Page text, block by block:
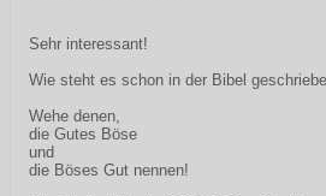
Sehr interessant!
Wie steht es schon in der Bibel
Wehe denen,
die Gutes Böse
und
die Böses Gut nennen!